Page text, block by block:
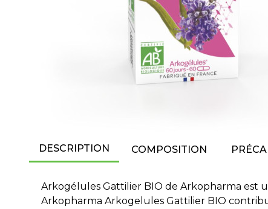
DESCRIPTION COMPOSITION
Arkogélules Gattilier BIO de Arkopharma
Arkopharma Arkogelules Gattilier BIO